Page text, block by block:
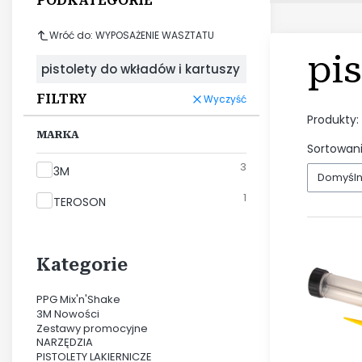
Wróć do: WYPOSAŻENIE WASZTATU
pistolety do wkładów i kartuszy
FILTRY Wyczyść
MARKA
Marka
3M 3
TEROSON 1
Kategorie
PPG Mix'n'Shake
3M Nowości
Zestawy promocyjne
NARZĘDZIA
PISTOLETY LAKIERNICZE
Produkty: